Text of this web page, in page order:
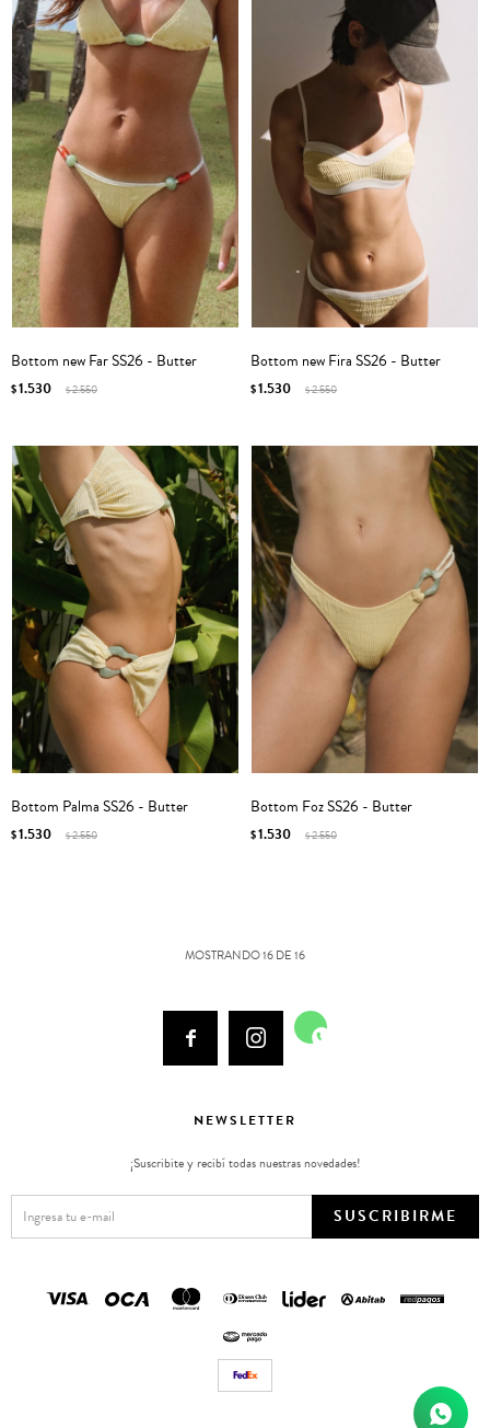
Bottom new Far SS26 - Butter
$1.530 $2.550
Bottom new Fira SS26 - Butter
$1.530 $2.550
Bottom Palma SS26 - Butter
$1.530 $2.550
Bottom Foz SS26 - Butter
$1.530 $2.550
MOSTRANDO16DE16
  
NEWSLETTER
¡Suscribite y recibí todas nuestras novedades!
SUSCRIBIRME